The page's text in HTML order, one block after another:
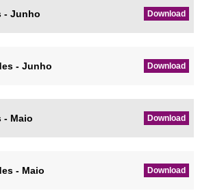
Download
- Junho
Download
- Junho
Download
- Maio
Download
- Maio